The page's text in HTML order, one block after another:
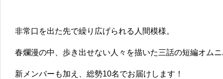
非常口を出た先で繰り広げられる人間模様。
春爛漫の中、歩き出せない人々を描いた三話の短編オム
新メンバーも加え、総勢10名でお届けします！